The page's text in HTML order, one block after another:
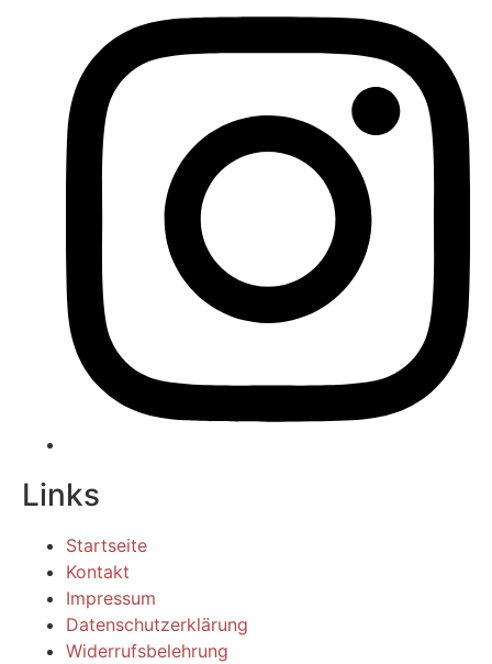
Links
Startseite
Kontakt
Impressum
Datenschutzerklärung
Widerrufsbelehrung